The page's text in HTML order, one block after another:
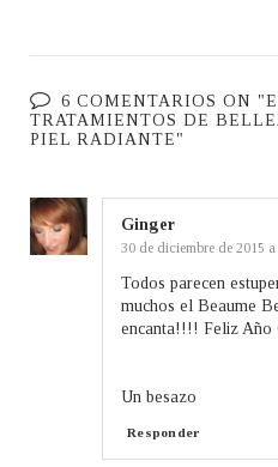
6 COMENTARIOS ON
TRATAMIENTOS DE
PIEL RADIANTE"
Ginger
30 de diciembre de 2015
Todos parecen
muchos el Beaume
encanta!!!! Feliz Año
Un besazo
Responder